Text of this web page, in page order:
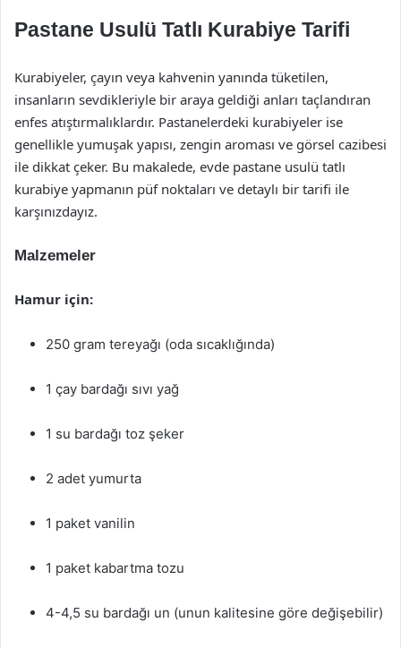
Pastane Usulü Tatlı Kurabiye Tarifi
Kurabiyeler, çayın veya kahvenin yanında tüketilen,
insanların sevdikleriyle bir araya geldiği anları taçlandıran
enfes atıştırmalıklardır. Pastanelerdeki kurabiyeler ise
genellikle yumuşak yapısı, zengin aroması ve görsel cazibesi
ile dikkat çeker. Bu makalede, evde pastane usulü tatlı
kurabiye yapmanın püf noktaları ve detaylı bir tarifi ile
karşınızdayız.
Malzemeler
Hamur için:
250 gram tereyağı (oda sıcaklığında)
1 çay bardağı sıvı yağ
1 su bardağı toz şeker
2 adet yumurta
1 paket vanilin
1 paket kabartma tozu
4-4,5 su bardağı un (unun kalitesine göre değişebilir)